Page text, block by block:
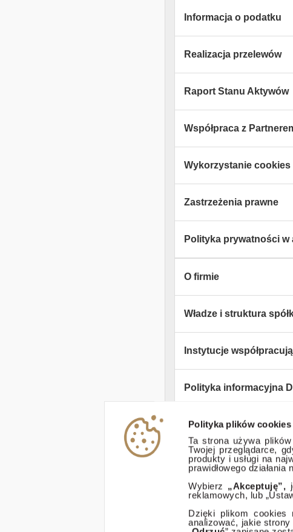
Polityka plików cookies
Ta strona używa
Twojej przeglądarce,
produkty i usługi na
prawidłowego działania
Wybierz „Akceptuję”,
reklamowych, lub
Dzięki plikom cookies
analizować, jakie
Informacja o podatku
Realizacja przelewów
Raport Stanu Aktywów
Współpraca z
Wykorzystanie cookies
Zastrzeżenia prawne
Polityka prywatności
O firmie
Władze i struktura
Instytucje
Polityka informacyjna
Zastrzeżenia prawne
ESG
Dostępność